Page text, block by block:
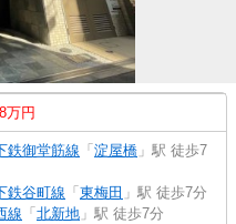
万円
鉄御堂筋線 「 淀屋橋 」駅 徒歩7
鉄谷町線 「 東梅田 」駅 徒歩7分
線 「 北新地 」駅 徒歩7分